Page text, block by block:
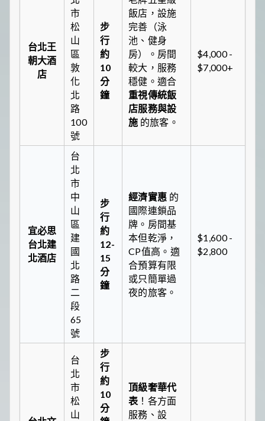
台北王
朝大酒
店
市
松
山
區
敦
化
北
路
100
號
步
行
約
10
分
鐘
飯店，設施
完善（泳
池、健身
房）。房間
較大，服務
穩健。適合
重視傳統飯
店服務與設
施 的旅客。
$4,000 -
$7,000+
宜必思
台北建
北酒店
台
北
市
中
山
區
建
國
北
路
二
段
65
號
步
行
約
12-
15
分
鐘
經濟實惠 的
國際連鎖品
牌。房間基
本但乾淨，
CP值高。適
合預算有限
或只簡單過
夜的旅客。
$1,600 -
$2,800
台
北
市
松
山
步
行
約
10
分
頂級奢華代
表 ！各方面
服務、設